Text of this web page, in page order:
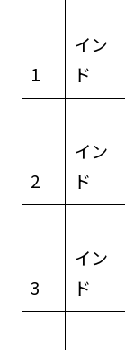
1
イン
ド
2
イン
ド
3
イン
ド